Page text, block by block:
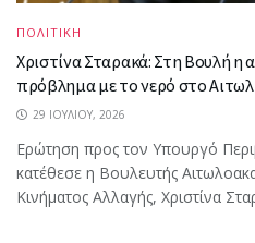
ΠΟΛΙΤΙΚΗ
Χριστίνα Σταρακά: Στη Βουλή η
πρόβλημα με το νερό στο
29 ΙΟΥΛΊΟΥ, 2026
Ερώτηση προς τον Υπουργό
κατέθεσε η Βουλευτής
Κινήματος Αλλαγής, Χριστίνα